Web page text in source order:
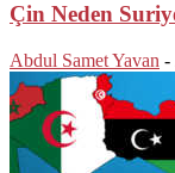
Çin Neden
Abdul Samet Yavan -